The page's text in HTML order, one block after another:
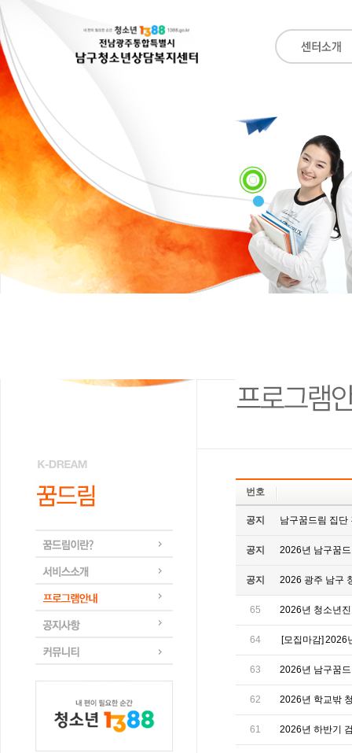
번호
공지 남구꿈드림 집단
공지 2026년 남구꿈
공지 2026 광주 남구
65 2026년 청소년
64 [모집마감] 2026
63 2026년 남구꿈
62 2026년 학교밖
61 2026년 하반기